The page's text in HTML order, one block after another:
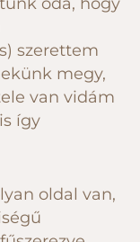
szerettem
megy,
van vidám
így
oldal van,